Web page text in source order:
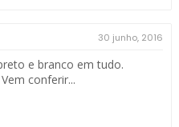
30 junho, 2016
e branco em tudo.
conferir...